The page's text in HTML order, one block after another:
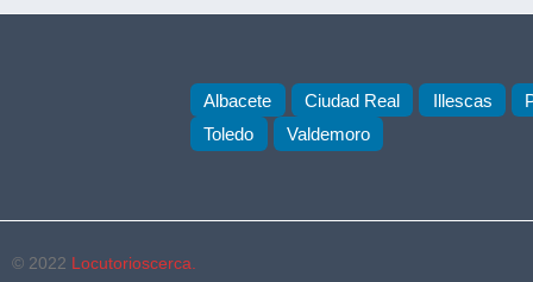
Albacete Ciudad Real Illescas
Toledo
Valdemoro
© 2022 Locutorioscerca.